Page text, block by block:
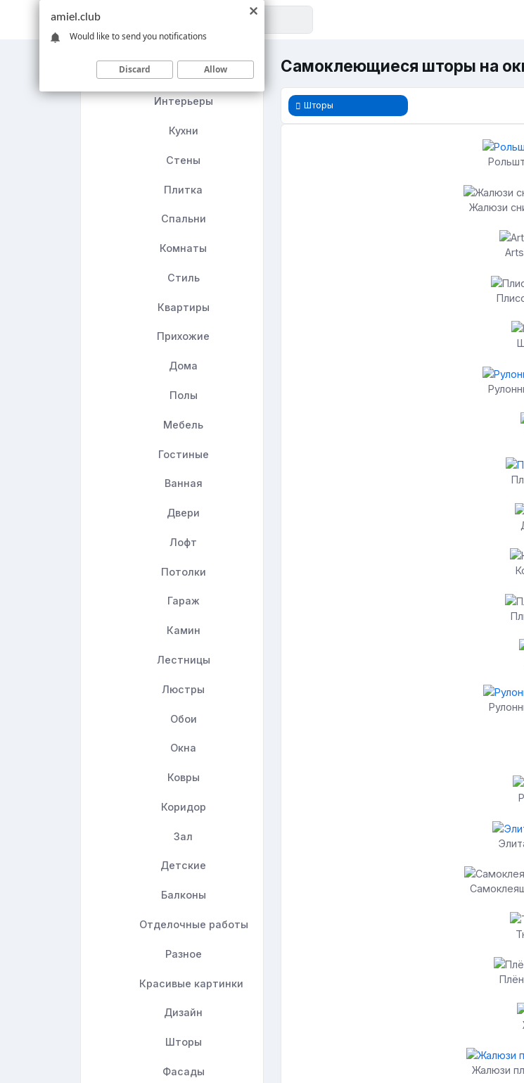
Главная
Интерьеры
Кухни
Стены
Плитка
Спальни
Комнаты
Стиль
Квартиры
Прихожие
Дома
Полы
Мебель
Гостиные
Ванная
Двери
Лофт
Потолки
Гараж
Камин
Лестницы
Люстры
Обои
Окна
Ковры
Коридор
Зал
Детские
Балконы
Отделочные работы
Разное
Красивые картинки
Дизайн
Шторы
Фасады
Самоклеющиеся шторы на
Шторы
Жалюзи
Жалюзи
amiel.club
Would like to send you notifications
Discard Allow